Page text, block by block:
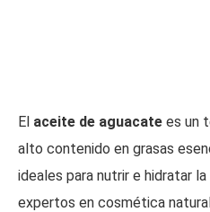
El aceite de aguacate es un
alto contenido en grasas
ideales para nutrir e hidratar
expertos en cosmética